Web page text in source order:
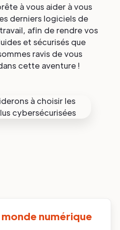
à vous aider à vous
derniers logiciels de
afin de rendre vos
et sécurisés que
ravis de vous
cette aventure !
numérique